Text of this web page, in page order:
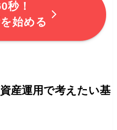
秒！
始める
産運用で考えたい基